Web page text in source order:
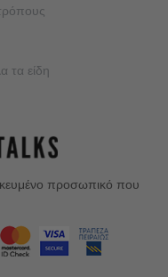
τα είδη
προσωπικό που